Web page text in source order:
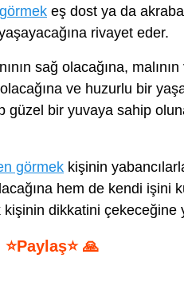
eş dost ya da
rivayet eder.
sağ olacağına, malının
ve huzurlu bir
güzel bir yuvaya sahip
görmek kişinin
hem de kendi işini
dikkatini çekeceğine
🙏